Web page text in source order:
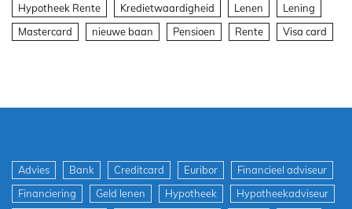
Hypotheek Rente
Kredietwaardigheid Lenen
Lening
Mastercard
nieuwe baan Pensioen Rente Visa card
Advies Bank Creditcard Euribor
Financieel adviseur
Financiering
Geld lenen Hypotheek
Hypotheekadviseur